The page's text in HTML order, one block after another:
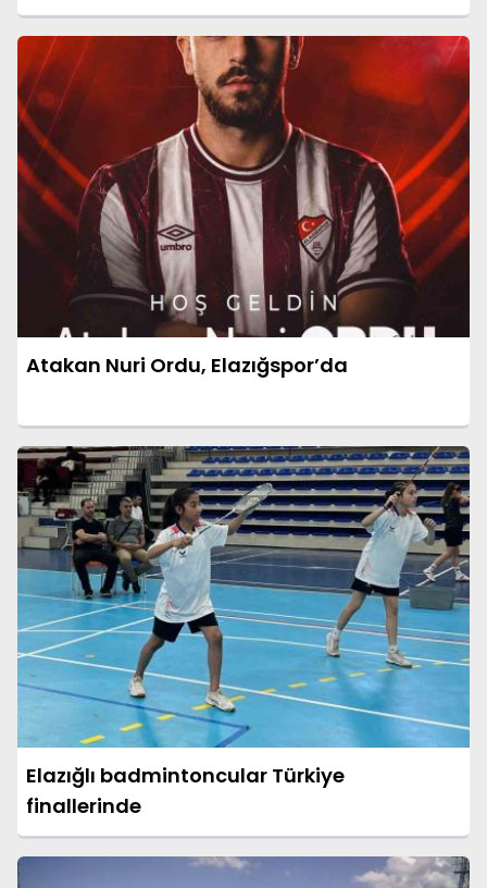
Atakan Nuri Ordu, Elazığspor’da
Elazığlı badmintoncular Türkiye
finallerinde